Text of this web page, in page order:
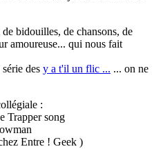
bidouilles, de chansons, de
amoureuse... qui nous fait
des y a t'il un flic ... ... on ne
:
Trapper song
Entre ! Geek )